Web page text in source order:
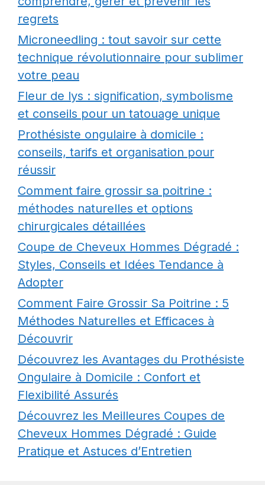
regrets
Microneedling : tout savoir sur cette
technique révolutionnaire pour sublimer
votre peau
Fleur de lys : signification, symbolisme
et conseils pour un tatouage unique
Prothésiste ongulaire à domicile :
conseils, tarifs et organisation pour
réussir
Comment faire grossir sa poitrine :
méthodes naturelles et options
chirurgicales détaillées
Coupe de Cheveux Hommes Dégradé :
Styles, Conseils et Idées Tendance à
Adopter
Comment Faire Grossir Sa Poitrine : 5
Méthodes Naturelles et Efficaces à
Découvrir
Découvrez les Avantages du Prothésiste
Ongulaire à Domicile : Confort et
Flexibilité Assurés
Découvrez les Meilleures Coupes de
Cheveux Hommes Dégradé : Guide
Pratique et Astuces d’Entretien